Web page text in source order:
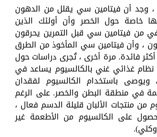
، وجد أن فيتامين سي يقلل من الدهون
خاصة حول الخصر وأن أولئك الذين
من فيتامين سي قبل التمرين يحرقون
، وأن فيتامين سي المأخوذ من الطرق
فائدة. مرة أخرى ، تُجرى دراسات حول
نظام غذائي غني بالكالسيوم يساعد في
ويوصى باستخدام الكالسيوم لفقدان
في منطقة البطن والخصر. على الرغم
من منتجات الألبان قليلة الدسم فعال ،
على الكالسيوم من الأطعمة غير